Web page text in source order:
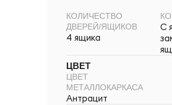
КОЛИЧЕСТВО
ДВЕРЕЙ/ЯЩИКОВ
4 ящика
С
ЦВЕТ
ЦВЕТ
МЕТАЛЛОКАРКАСА
Антрацит